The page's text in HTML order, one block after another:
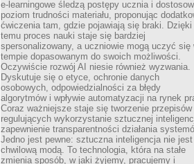
e-learningowe śledzą postępy ucznia i
poziom trudności materiału, proponując
ćwiczenia tam, gdzie pojawiają się braki. Dzięki
temu proces nauki staje się bardziej
spersonalizowany, a uczniowie mogą uczyć się
tempie dopasowanym do swoich możliwości.
Oczywiście rozwój AI niesie również wyzwania.
Dyskutuje się o etyce, ochronie danych
osobowych, odpowiedzialności za błędy
algorytmów i wpływie automatyzacji na rynek
Coraz ważniejsze staje się tworzenie przepisów
regulujących wykorzystanie sztucznej
zapewnienie transparentności działania
Jedno jest pewne: sztuczna inteligencja nie jest
chwilową modą. To technologia, która na stałe
zmienia sposób, w jaki żyjemy, pracujemy i